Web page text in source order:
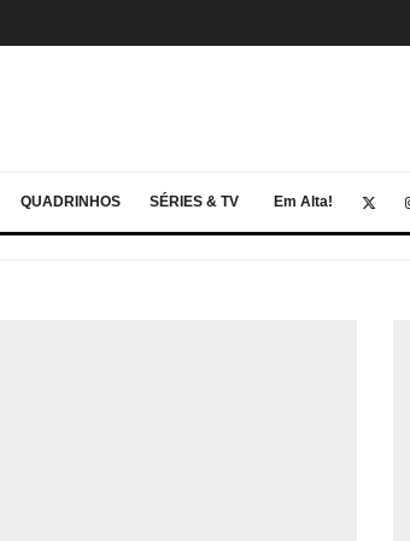
QUADRINHOS SÉRIES & TV Em Alta!